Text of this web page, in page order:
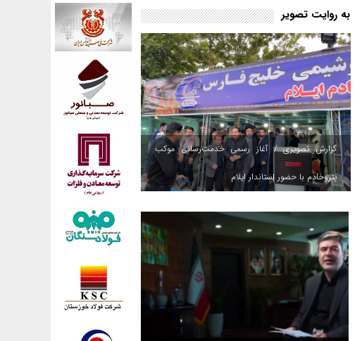
به روایت تصویر
گزارش تصویری / آغاز رسمی خدمت‌رسانی موکب
پتروخادم با حضور استاندار ایلام